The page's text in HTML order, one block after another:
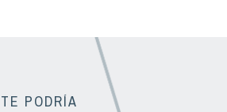
TE PODRÍA